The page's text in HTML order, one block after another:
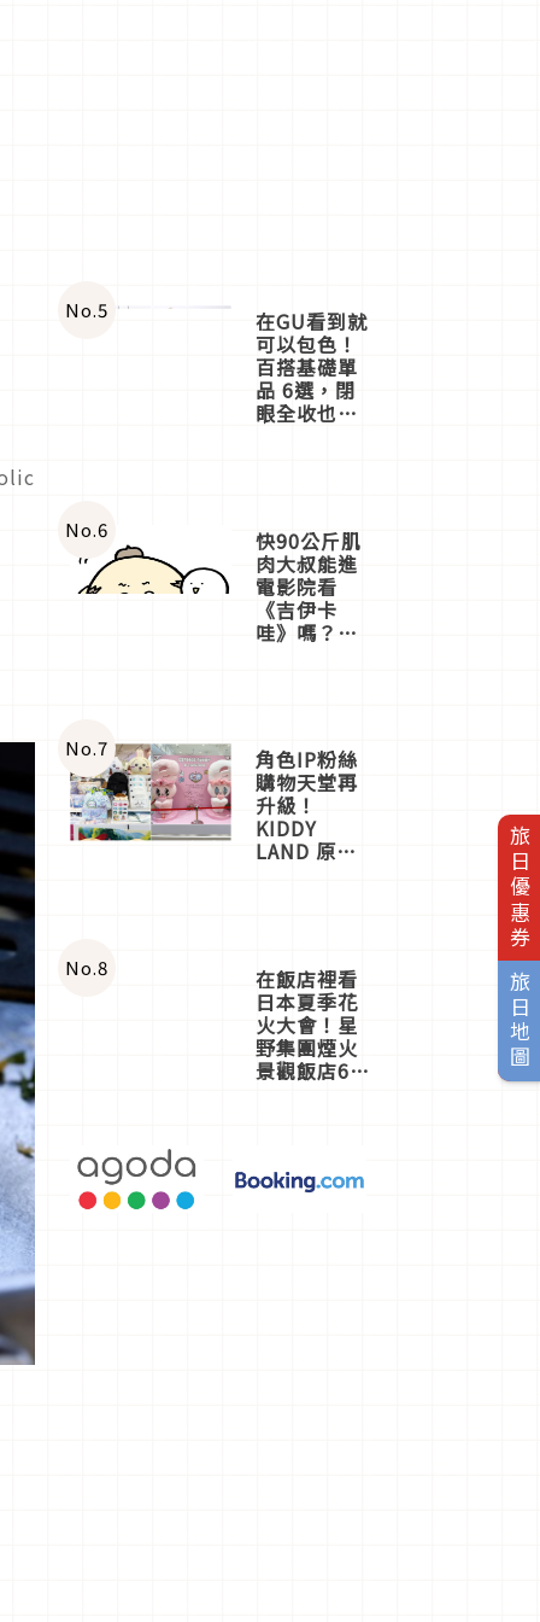
旅日優惠券
旅日地圖
No.5 在GU看到就
可以包色！
百搭基礎單
品 6選，閉
眼全收也不
No.6 快90公斤肌
肉大叔能進
電影院看
《吉伊卡
哇》嗎？日
一同給出了
答案
No.7 角色IP粉絲
購物天堂再
升級！
KIDDY
LAND 原宿
店3分即達
No.8 在飯店裡看
日本夏季花
火大會！星
野集團煙火
景觀飯店6